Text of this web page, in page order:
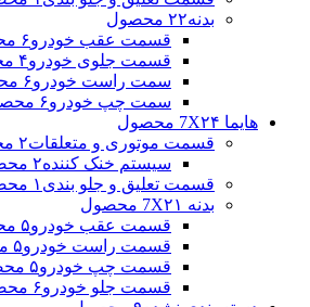
بدنه۲۲ محصول
قسمت عقب خودرو۶ محصول
قسمت جلوی خودرو۴ محصول
سمت راست خودرو۶ محصول
سمت چپ خودرو۶ محصول
هایما 7X ۲۴ محصول
قسمت موتوری و متعلقات۲ محصول
سیستم خنک کننده۲ محصول
قسمت تعلیق و جلو بندی ۱ محصول
بدنه 7X ۲۱ محصول
قسمت عقب خودرو۵ محصول
قسمت راست خودرو۵ محصول
قسمت چپ خودرو۵ محصول
قسمت جلو خودرو۶ محصول